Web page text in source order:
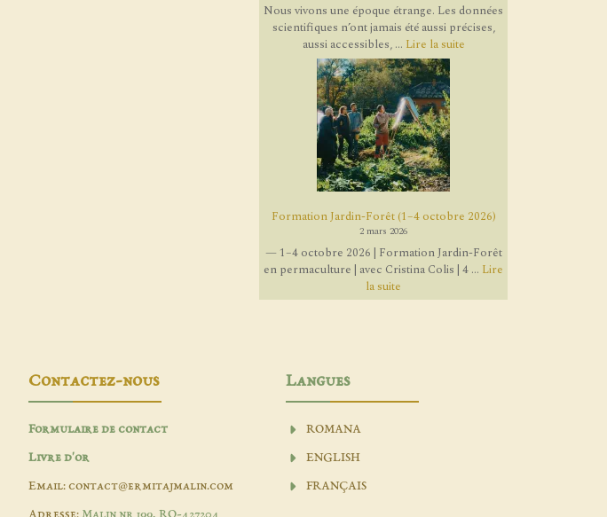
Nous vivons une époque étrange. Les données
scientifiques n’ont jamais été aussi précises,
aussi accessibles, ... Lire la suite
Formation Jardin-Forêt (1–4 octobre 2026)
2 mars 2026
— 1–4 octobre 2026 | Formation Jardin-Forêt
en permaculture | avec Cristina Colis | 4 ... Lire
la suite
Contactez-nous
Formulaire de contact
Livre d'or
Email: contact@ermitajmalin.com
Adresse: Malin nr 199, RO-427204
Langues
ROMANA
ENGLISH
FRANÇAIS